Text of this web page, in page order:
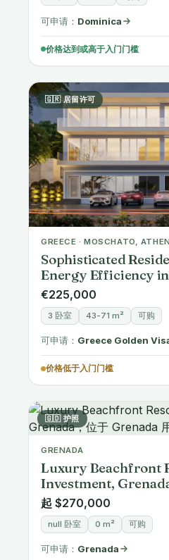
可申请： Dominica
价格达到或高于入门门槛
🇬🇷 居留许可
GREECE · MOSCHATO,
Sophisticated
Energy Efficiency
€225,000
3 卧室 43-71 m² 可购
可申请： Greece Golden
价格低于入门门槛
🇬🇩 护照
GRENADA
Luxury Beachfront
Investment,
起 $270,000
null 卧室 0 m² 可购
可申请： Grenada